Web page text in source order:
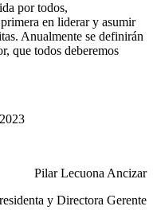
por todos,
en liderar y asumir
Anualmente se definirán
que todos deberemos
Pilar Lecuona Ancizar
y Directora Gerente